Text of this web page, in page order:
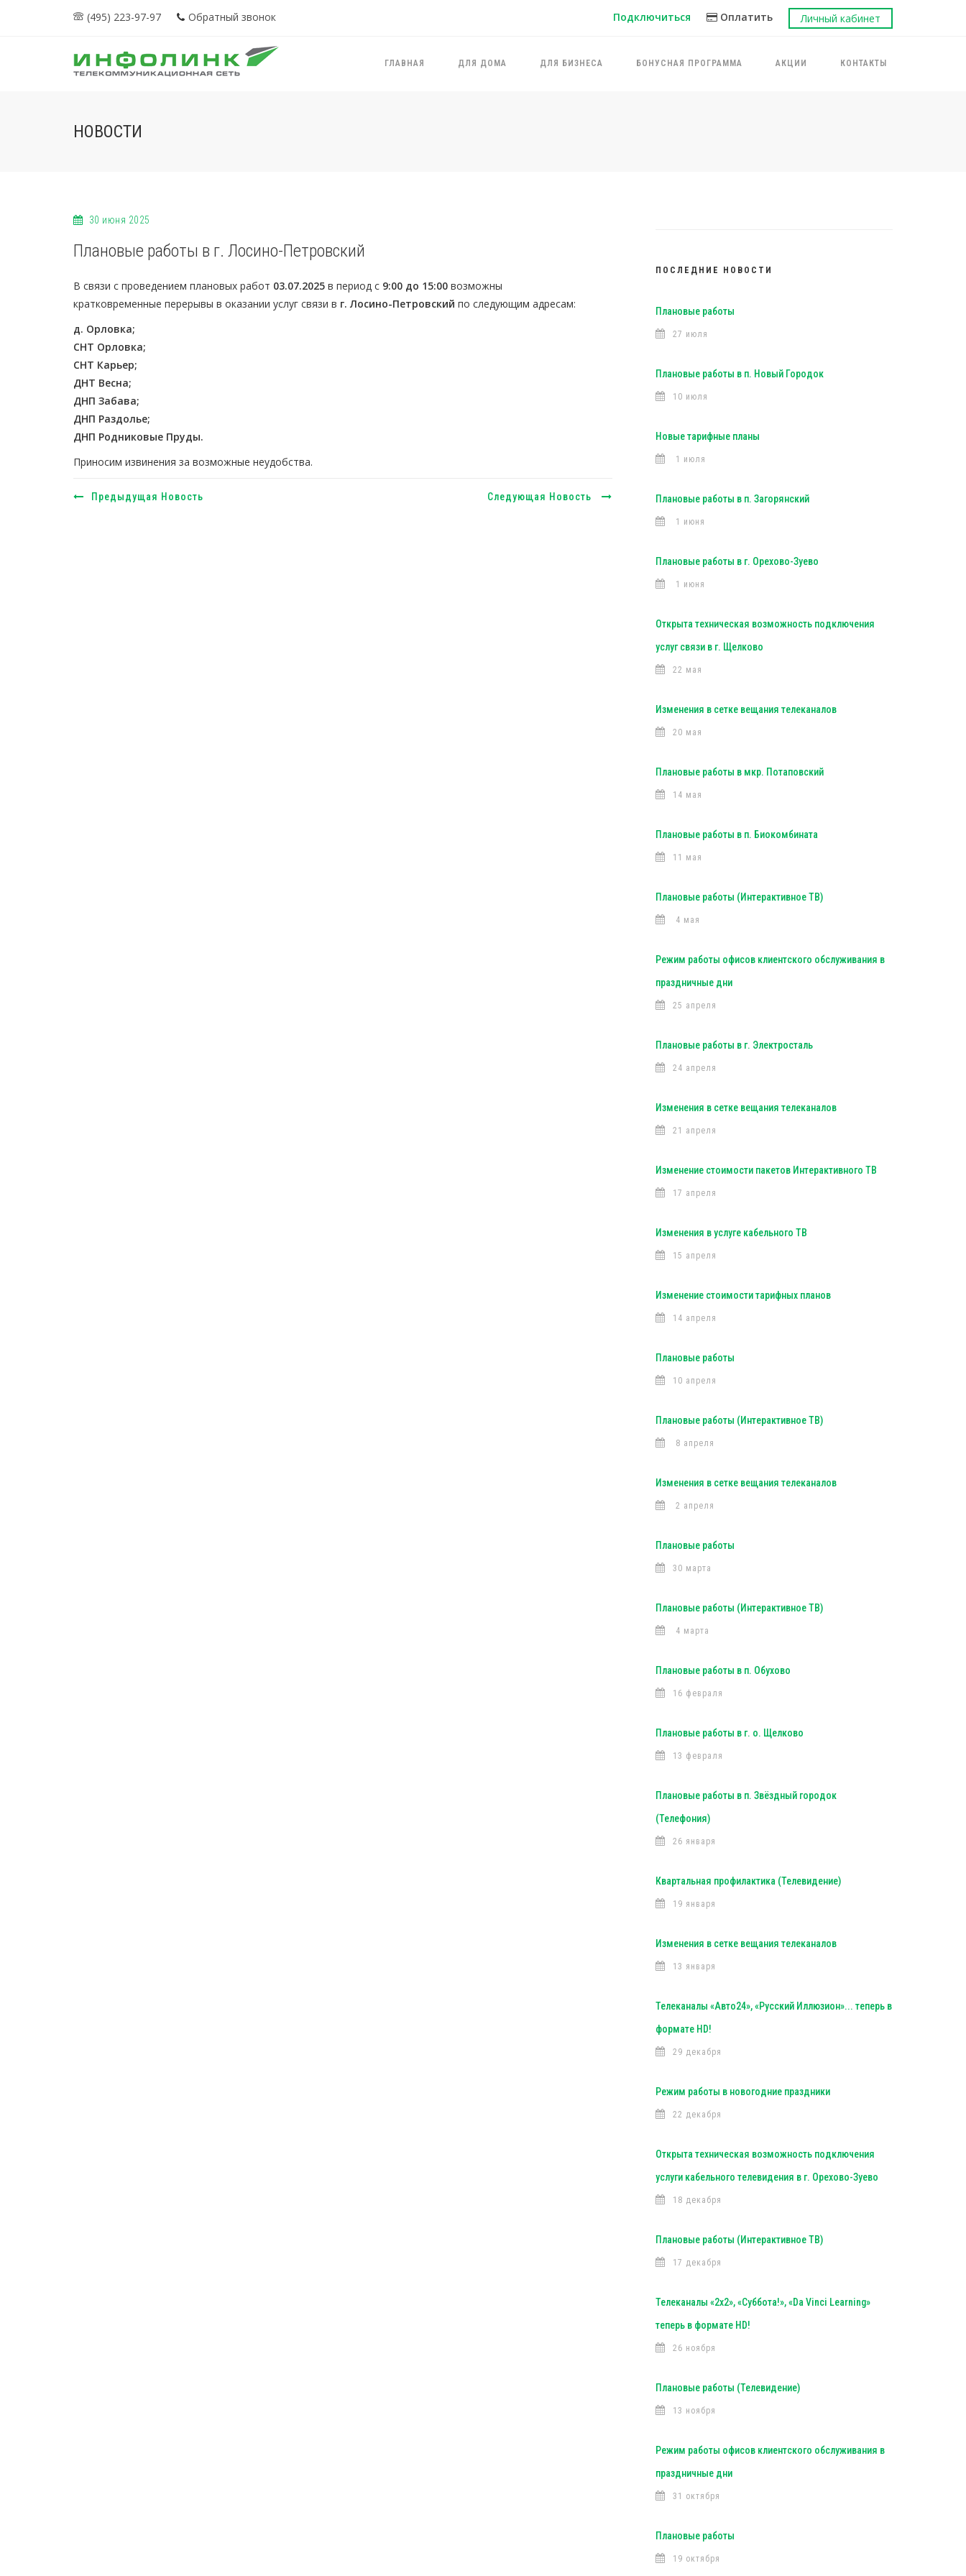
(495) 223-97-97 Обратный звонок Подключиться Оплатить Личный кабинет
ГЛАВНАЯ ДЛЯ ДОМА ДЛЯ БИЗНЕСА БОНУСНАЯ ПРОГРАММА АКЦИИ КОНТАКТЫ
НОВОСТИ
30 июня 2025
Плановые работы в г. Лосино-Петровский
В связи с проведением плановых работ 03.07.2025 в период с 9:00 до 15:00 возможны
кратковременные перерывы в оказании услуг связи в г. Лосино-Петровский по следующим адресам:
д. Орловка;
СНТ Орловка;
СНТ Карьер;
ДНТ Весна;
ДНП Забава;
ДНП Раздолье;
ДНП Родниковые Пруды.
Приносим извинения за возможные неудобства.
Предыдущая Новость Следующая Новость
ПОСЛЕДНИЕ НОВОСТИ
Плановые работы
27 июля
Плановые работы в п. Новый Городок
10 июля
Новые тарифные планы
1 июля
Плановые работы в п. Загорянский
1 июня
Плановые работы в г. Орехово-Зуево
1 июня
Открыта техническая возможность подключения
услуг связи в г. Щелково
22 мая
Изменения в сетке вещания телеканалов
20 мая
Плановые работы в мкр. Потаповский
14 мая
Плановые работы в п. Биокомбината
11 мая
Плановые работы (Интерактивное ТВ)
4 мая
Режим работы офисов клиентского обслуживания в
праздничные дни
25 апреля
Плановые работы в г. Электросталь
24 апреля
Изменения в сетке вещания телеканалов
21 апреля
Изменение стоимости пакетов Интерактивного ТВ
17 апреля
Изменения в услуге кабельного ТВ
15 апреля
Изменение стоимости тарифных планов
14 апреля
Плановые работы
10 апреля
Плановые работы (Интерактивное ТВ)
8 апреля
Изменения в сетке вещания телеканалов
2 апреля
Плановые работы
30 марта
Плановые работы (Интерактивное ТВ)
4 марта
Плановые работы в п. Обухово
16 февраля
Плановые работы в г. о. Щелково
13 февраля
Плановые работы в п. Звёздный городок
(Телефония)
26 января
Квартальная профилактика (Телевидение)
19 января
Изменения в сетке вещания телеканалов
13 января
Телеканалы «Авто24», «Русский Иллюзион»... теперь в
формате HD!
29 декабря
Режим работы в новогодние праздники
22 декабря
Открыта техническая возможность подключения
услуги кабельного телевидения в г. Орехово-Зуево
18 декабря
Плановые работы (Интерактивное ТВ)
17 декабря
Телеканалы «2х2», «Суббота!», «Da Vinci Learning»
теперь в формате HD!
26 ноября
Плановые работы (Телевидение)
13 ноября
Режим работы офисов клиентского обслуживания в
праздничные дни
31 октября
Плановые работы
19 октября